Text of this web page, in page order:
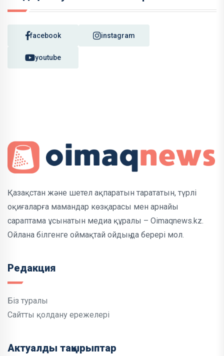
facebook instagram
youtube
Қазақстан және шетел ақпаратын тарататын, түрлі
оқиғаларға мамандар көзқарасы мен арнайы
сараптама ұсынатын медиа құралы – Oimaqnews.kz.
Ойлана білгенге оймақтай ойдың да берері мол.
Редакция
Біз туралы
Сайтты қолдану ережелері
Актуалды тақырыптар